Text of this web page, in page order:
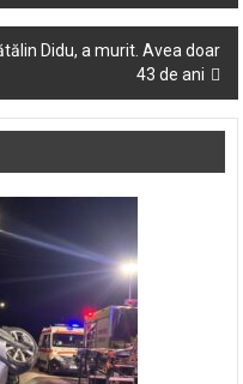
Didu, a murit. Avea doar
43 de ani